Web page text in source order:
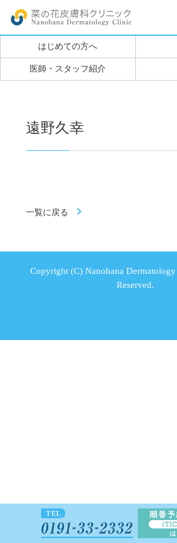
はじめての方へ
医師・スタッフ紹介
遠野久幸
一覧に戻る
Copyright (C) Nanohana
Reserved.